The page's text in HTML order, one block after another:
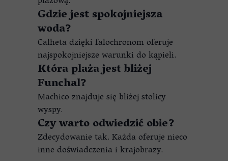
Gdzie jest spokojniejsza
woda?
Calheta dzięki falochronom oferuje
najspokojniejsze warunki do kąpieli.
Która plaża jest bliżej
Funchal?
Machico znajduje się bliżej stolicy
wyspy.
Czy warto odwiedzić obie?
Zdecydowanie tak. Każda oferuje nieco
inne doświadczenia i krajobrazy.